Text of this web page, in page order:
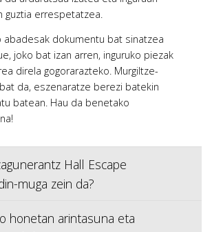
guztia errespetatzea.
abadesak dokumentu bat sinatzea
joko bat izan arren, inguruko piezak
direla gogorarazteko. Murgiltze-
da, eszenaratze berezi batekin
batean. Hau da benetako
Hall Escape
muga zein da?
honetan arintasuna eta